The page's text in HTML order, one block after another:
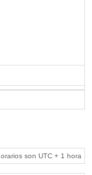
son UTC + 1 hora